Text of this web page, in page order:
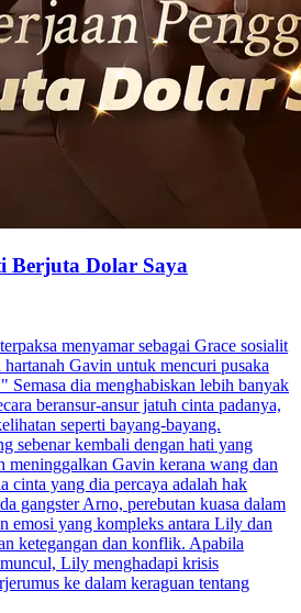
Berjuta Dolar Saya
menyamar sebagai Grace sosialit
Gavin untuk mencuri pusaka
Semasa dia menghabiskan lebih banyak
beransur-ansur jatuh cinta padanya,
seperti bayang-bayang.
sebenar kembali dengan hati yang
meninggalkan Gavin kerana wang dan
cinta yang dia percaya adalah hak
gangster Arno, perebutan kuasa dalam
emosi yang kompleks antara Lily dan
ketegangan dan konflik. Apabila
Lily menghadapi krisis
ke dalam keraguan tentang